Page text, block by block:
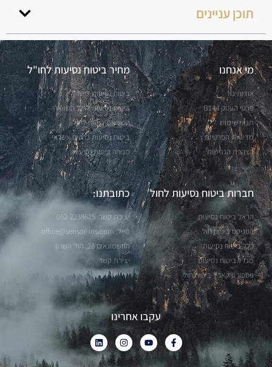
תוכן עניינים
מי אנחנו
אודותינו
פרטי העסק B144
תנאי שימוש
מדיניות הפרטיות
הצהרת הנגישות
מחיר ביטוח נסיעות לחו"ל
ביטוח נסיעות לחול
ביטוח נסיעות לחול השוואה
השוואות ביטוח לחול
ביטוח נסיעות כרטיס אשראי
מנורה ביטוח נסיעות
חברות ביטוח נסיעות לחול
הראל ביטוח נסיעות
הפניקס ביטוח חול
כלל ביטוח נסיעות
מגדל ביטוח נסיעות
פספורט קארד ביטוח חול
כתובתנו:
יצירת קשר: 052-2238615
מייל:office@sensor-ins.com
החשמונאים 28, הוד השרון
יצירת קשר
עקבו אחרינו